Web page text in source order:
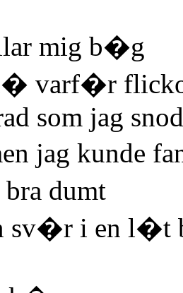
mig b�g
varf�r
som jag
jag kunde
dumt
sv�r i en l�t